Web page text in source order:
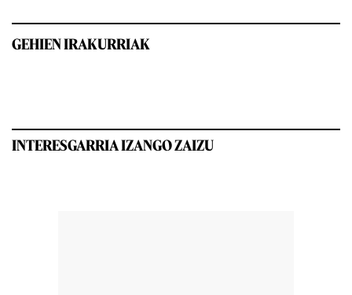
GEHIEN IRAKURRIAK
INTERESGARRIA IZANGO ZAIZU